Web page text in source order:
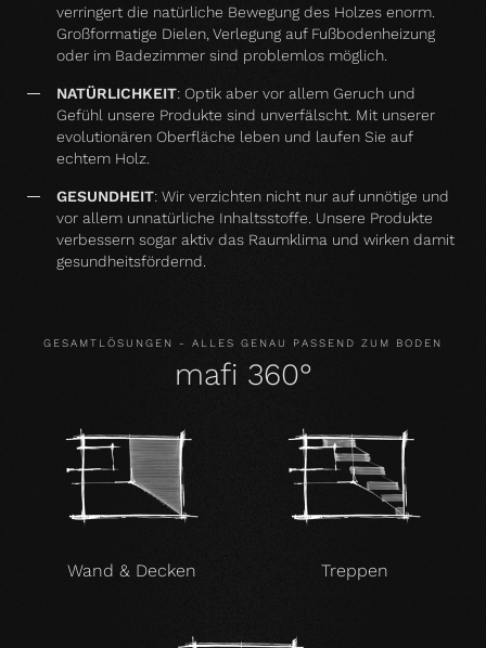
verringert die natürliche Bewegung des Holzes enorm.
Großformatige Dielen, Verlegung auf Fußbodenheizung
oder im Badezimmer sind problemlos möglich.
NATÜRLICHKEIT: Optik aber vor allem Geruch und
Gefühl unsere Produkte sind unverfälscht. Mit unserer
evolutionären Oberfläche leben und laufen Sie auf
echtem Holz.
GESUNDHEIT: Wir verzichten nicht nur auf unnötige und
vor allem unnatürliche Inhaltsstoffe. Unsere Produkte
verbessern sogar aktiv das Raumklima und wirken damit
gesundheitsfördernd.
GESAMTLÖSUNGEN - ALLES GENAU PASSEND ZUM BODEN
mafi 360°
Wand & Decken Treppen